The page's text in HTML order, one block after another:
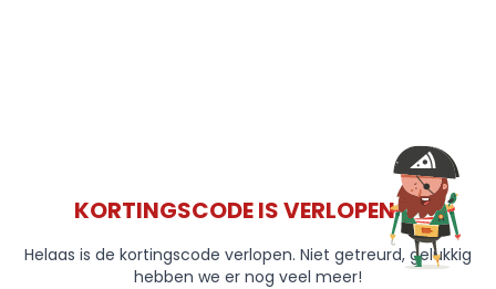
KORTINGSCODE IS VERLOPEN 😞
Helaas is de kortingscode verlopen. Niet getreurd, gelukkig
hebben we er nog veel meer!